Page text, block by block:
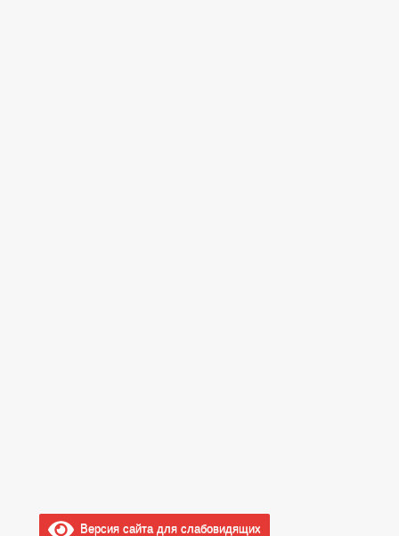
Версия сайта для слабовидящих